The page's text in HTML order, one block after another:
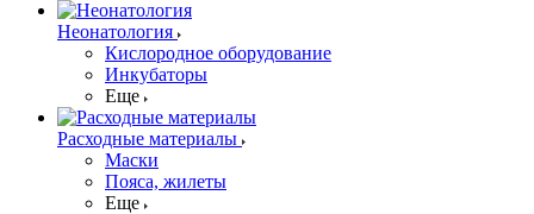
Неонатология
Кислородное оборудование
Инкубаторы
Еще
Расходные материалы
Маски
Пояса, жилеты
Еще